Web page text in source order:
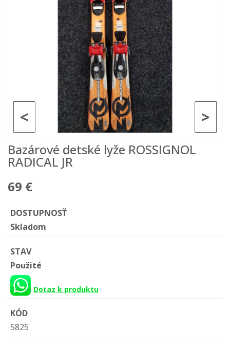
>
<
Bazárové detské lyže ROSSIGNOL
RADICAL JR
69 €
DOSTUPNOSŤ
Skladom
STAV
Použité
Dotaz k produktu
KÓD
5825